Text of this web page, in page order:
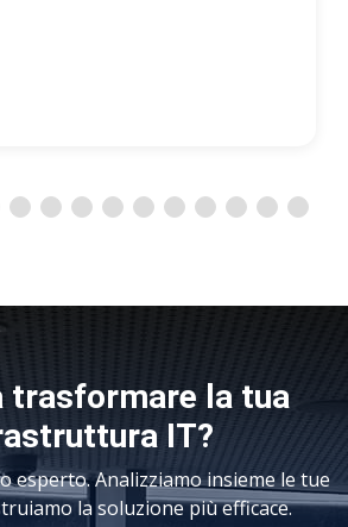
trasformare la tua
IT?
esperto. Analizziamo insieme le tue
la soluzione più efficace.